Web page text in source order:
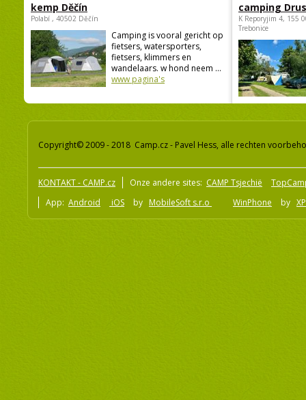
kemp Děčín
Polabí , 40502 Děčín
Camping is vooral gericht op
fietsers, watersporters,
fietsers, klimmers en
wandelaars. w hond neem ...
www pagina's
camping
K Reporyjim 4, 155
Trebonice
Copyright© 2009 - 2018 Camp.cz - Pavel Hess, alle rechten
KONTAKT - CAMP.cz Onze andere sites: CAMP Tsjechië
App: Android iOS by MobileSoft s.r.o WinPhone by